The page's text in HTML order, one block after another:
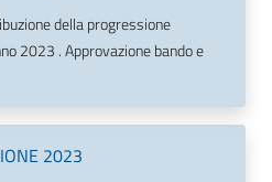
della progressione
2023 . Approvazione bando e
2023